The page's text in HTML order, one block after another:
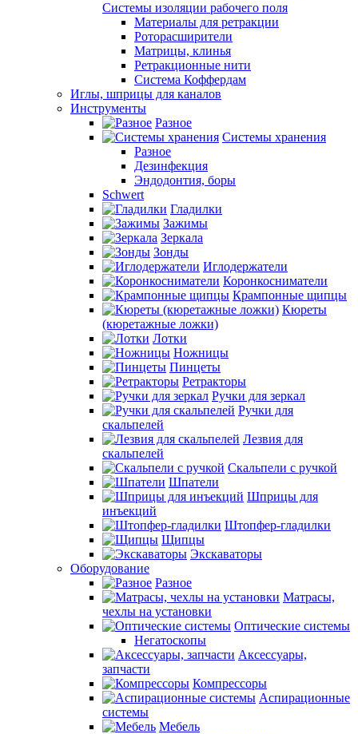
Системы изоляции рабочего поля
Материалы для ретракции
Роторасширители
Матрицы, клинья
Ретракционные нити
Система Коффердам
Иглы, шприцы для каналов
Инструменты
Разное
Системы хранения
Разное
Дезинфекция
Эндодонтия, боры
Schwert
Гладилки
Зажимы
Зеркала
Зонды
Иглодержатели
Коронкосниматели
Крампонные щипцы
Кюреты
(кюретажные ложки)
Лотки
Ножницы
Пинцеты
Ретракторы
Ручки для зеркал
Ручки для
скальпелей
Лезвия для
скальпелей
Скальпели с ручкой
Шпатели
Шприцы для
инъекций
Штопфер-гладилки
Щипцы
Экскаваторы
Оборудование
Разное
Матрасы,
чехлы на установки
Оптические системы
Негатоскопы
Аксессуары,
запчасти
Компрессоры
Аспирационные
системы
Мебель